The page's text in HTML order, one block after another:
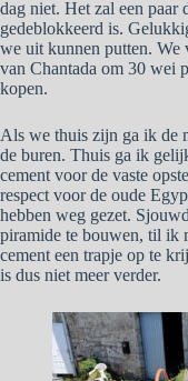
dag niet. Het zal een paar
gedeblokkeerd is.
we uit kunnen putten. We
van Chantada om 30 wei
kopen.
Als we thuis zijn ga ik de
de buren. Thuis ga ik
cement voor de vaste
respect voor de oude
hebben weg gezet.
piramide te bouwen, til ik
cement een trapje op te
is dus niet meer verder.